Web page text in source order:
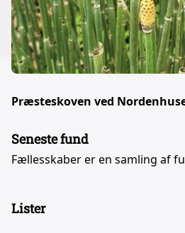
Præsteskoven ved
Seneste fund
Fællesskaber er en samling af
Lister